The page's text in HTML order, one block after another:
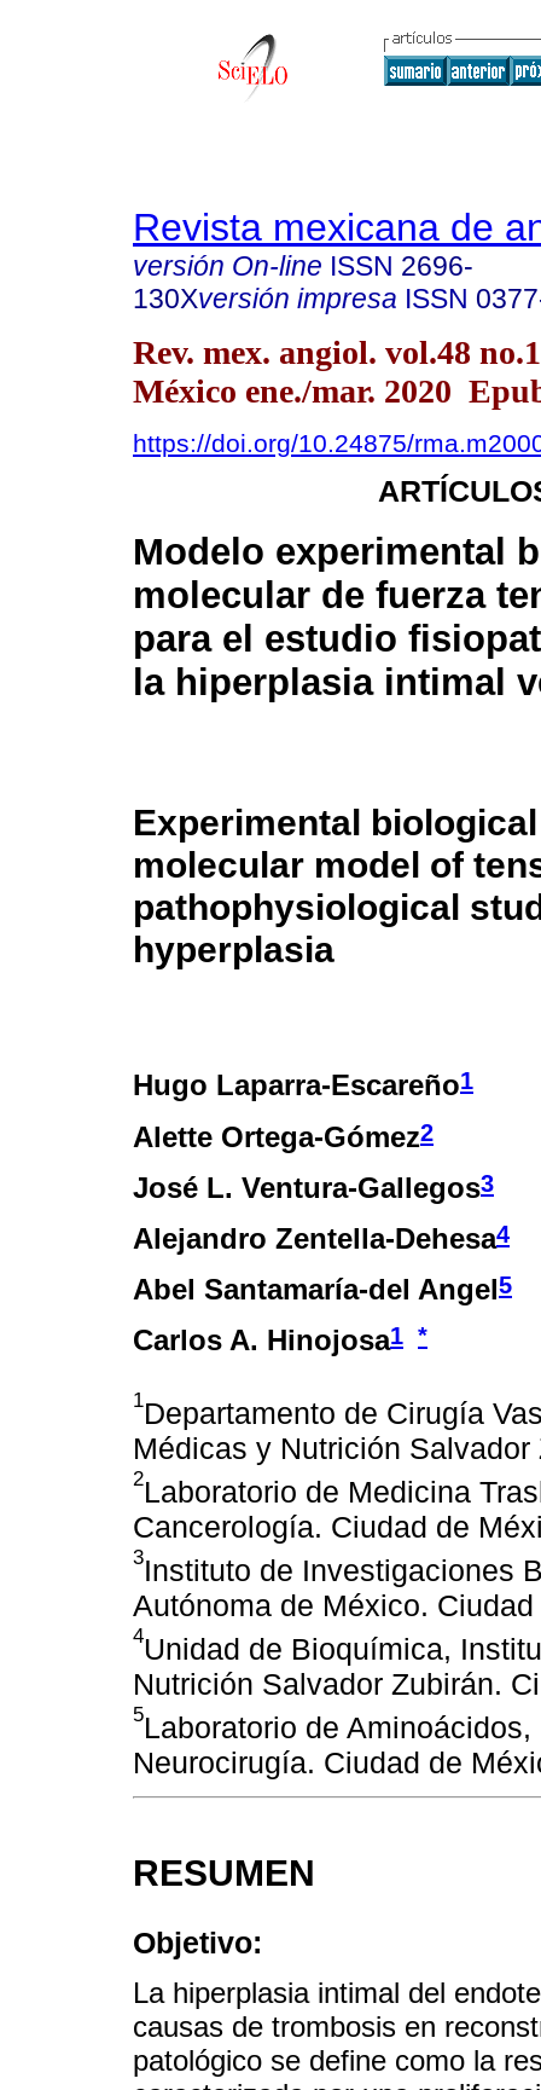
Revista mexicana de
versión On-line ISSN 2696-
130Xversión impresa ISSN
Rev. mex. angiol. vol.48
México ene./mar. 2020
https://doi.org/10.24875/
Modelo experimental
molecular de fuerza
para el estudio
la hiperplasia intimal
Experimental
molecular model of
pathophysiological
hyperplasia
Hugo Laparra-Escareño1
Alette Ortega-Gómez2
José L. Ventura-Gallegos3
Alejandro Zentella-Dehesa4
Abel Santamaría-del Angel5
Carlos A. Hinojosa1 *
1Departamento de Cirugía
Médicas y Nutrición
2Laboratorio de Medicina
Cancerología. Ciudad de
3Instituto de Investigaciones
Autónoma de México.
4Unidad de Bioquímica,
Nutrición Salvador Zubirán.
5Laboratorio de
Neurocirugía. Ciudad de
RESUMEN
Objetivo:
La hiperplasia intimal del
causas de trombosis en
patológico se define como la